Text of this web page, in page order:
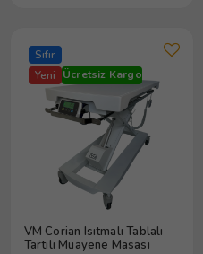
Sıfır
Yeni
Ücretsiz Kargo
VM Corian Isıtmalı Tablalı
Tartılı Muayene Masası